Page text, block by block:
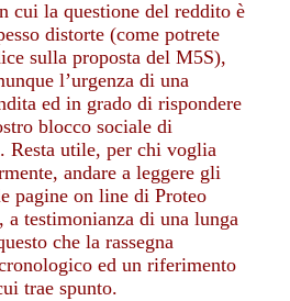
cui la questione del reddito è
distorte (come potrete
sulla proposta del M5S),
l’urgenza di una
ed in grado di rispondere
blocco sociale di
Resta utile, per chi voglia
andare a leggere gli
pagine on line di Proteo
testimonianza di una lunga
che la rassegna
ed un riferimento
trae spunto.